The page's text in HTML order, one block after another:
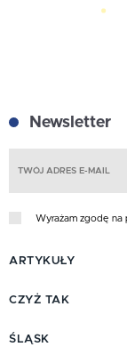
Newsletter
Wyrażam zgodę na
ARTYKUŁY
CZYŻ TAK
ŚLĄSK